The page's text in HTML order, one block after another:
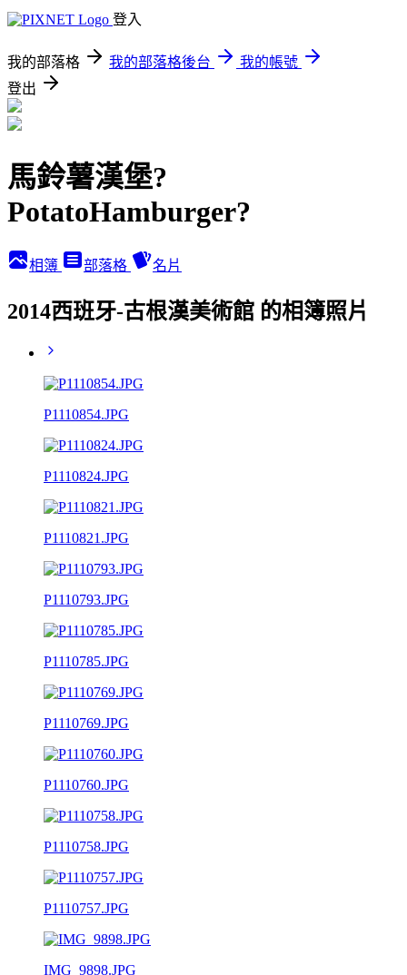
登入
我的部落格 我的部落格後台
我的帳號
登出
馬鈴薯漢堡?
PotatoHamburger?
相簿 部落格 名片
2014西班牙-古根漢美術館 的相簿照片
P1110854.JPG
P1110824.JPG
P1110821.JPG
P1110793.JPG
P1110785.JPG
P1110769.JPG
P1110760.JPG
P1110758.JPG
P1110757.JPG
IMG_9898.JPG